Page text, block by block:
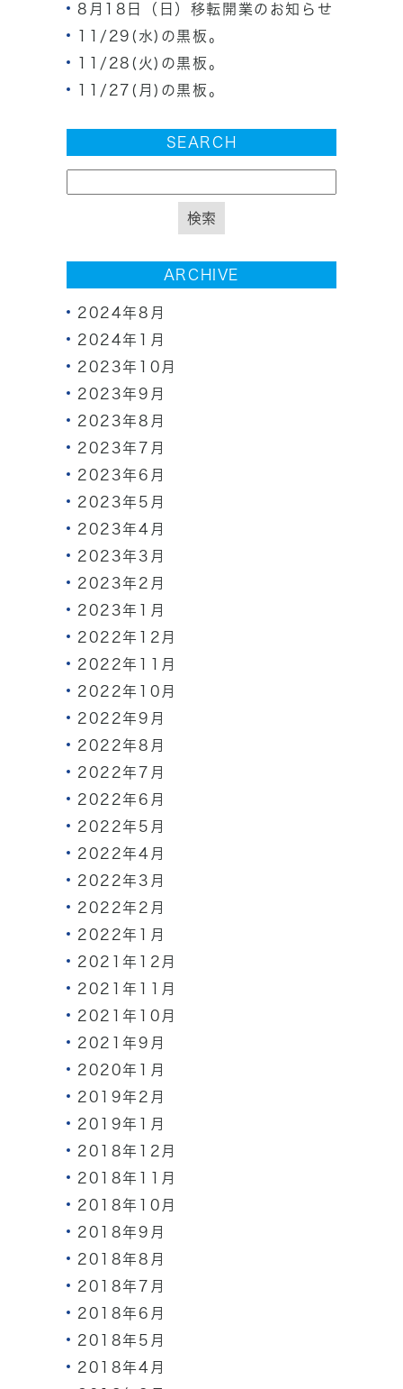
8月18日（日）移転開業のお知らせ
11/29(水)の黒板。
11/28(火)の黒板。
11/27(月)の黒板。
SEARCH
ARCHIVE
2024年8月
2024年1月
2023年10月
2023年9月
2023年8月
2023年7月
2023年6月
2023年5月
2023年4月
2023年3月
2023年2月
2023年1月
2022年12月
2022年11月
2022年10月
2022年9月
2022年8月
2022年7月
2022年6月
2022年5月
2022年4月
2022年3月
2022年2月
2022年1月
2021年12月
2021年11月
2021年10月
2021年9月
2020年1月
2019年2月
2019年1月
2018年12月
2018年11月
2018年10月
2018年9月
2018年8月
2018年7月
2018年6月
2018年5月
2018年4月